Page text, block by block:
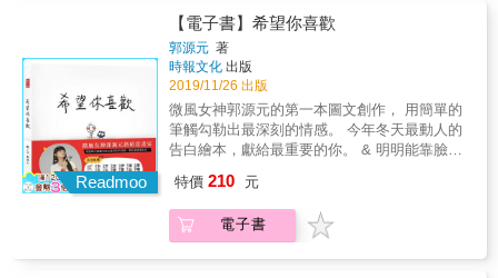
能越來越強大。 & ───｜關於書封設計｜───
本書封面採內封和書衣雙層展現。 & 主視覺，
是淡雅的花草。 上方飄著花與花瓣， 猶似帶著
清新的花草香， 將RING RING 想傳達出的暖
意， 輕輕的、溫溫的撫慰著我們， 彷彿好友低
喃著：I&rsquo;M HERE & 外觀書衣採極簡表
現， 上飄著一朵朵的花，下方「I&rsquo;M
難過的時候有我在》！ & 此款書衣也可以單獨
取出，圍成一個圓， 內置燈，可作為燈飾嚘！
───｜給一直在乎我的你｜───& 在人生路上
卡關很多， 如何面對感情、挑戰人生、迎向未
號，只是想跟你說，現在的我很好！」 每每收
RingRing 近況，都會讓人感到欣慰， 能陪伴著
大家走過難熬的那段時光， 也是這一路以來能
堅持著的原因之一。 常常會有人說：
「RingRing 怎麼又說中我今天的心情」， 其實
RingRing 在心中大喊著「謝謝你也懂我」， 不
論身邊是否有人陪伴， 很多感受跟困難終究還
是只能自己面對， 最需要的就是為自己加滿
的想法最直接影響了自己行為， 最終會決定結
果往哪裡走， 不是一直提醒自己轉念，而是找
到心中的信念。 當你又對自己感到迷惘，試著
覺得有點膚淺。 妙如作為一個觀察與咀嚼歐美
文化的原鄉台灣人，從生活角度反觀台灣處境
時，美國異鄉反而生根為心之所向的自由之
地，原鄉台灣直到今日的不真實反而成了她的
異鄉。這本書可以淺顯的去看歐美文化差異的
趣味，但有另外比較複雜的層面是作者本人內
心的反覆思考。」
的小故事，用一支筆創造出兩個經典角色，一
個三毛；一個小怪物。她不炫技也不設計複雜
的情節，點點滴滴都是最真實的感受，跟她的
作品一樣，純真誠摯。 《希望你喜歡》用簡單
的情節與筆畫觸動你的心中最柔軟的那一塊，
翻閱之後的感動，帶我們找回曾經的初心。 本
書特色 友情的、愛情的、親情的都可以 最適合
送給你最在乎的人 3~99歲適讀 規格： 16*16公
分 / 全彩 /& 精裝 / 無注音
Readmoo
【電子書】希望你喜歡
郭源元 著
時報文化 出版
2019/11/26 出版
微風女神郭源元的第一本圖文創作， 用簡單的
筆觸勾勒出最深刻的情感。 今年冬天最動人的
告白繪本，獻給最重要的你。 & 明明能靠臉，
橙汁，郭源元將某日的隨手插畫放在IG限時動
態上，沒想到引起粉絲廣大的迴響，斜槓成為
插畫創作者，畫著畫著，竟促成了這本繪本的
特價 210 元
電子書